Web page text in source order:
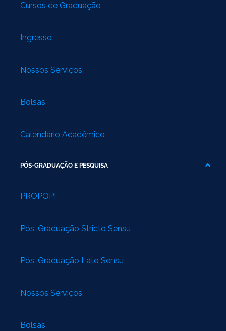
Cursos de Graduação
Ingresso
Nossos Serviços
Bolsas
Calendário Acadêmico
PÓS-GRADUAÇÃO E PESQUISA
PROPOPI
Pós-Graduação Stricto Sensu
Pós-Graduação Lato Sensu
Nossos Serviços
Bolsas